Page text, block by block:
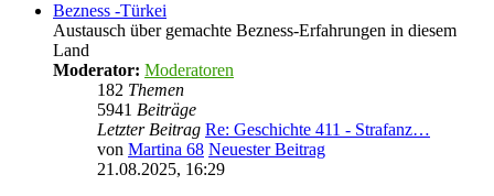
Bezness -Türkei
Austausch über gemachte Bezness-Erfahrungen in diesem
Land
Moderator: Moderatoren
182 Themen
5941 Beiträge
Letzter Beitrag Re: Geschichte 411 - Strafanz…
von Martina 68 Neuester Beitrag
21.08.2025, 16:29